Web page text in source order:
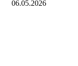
06.05.2026